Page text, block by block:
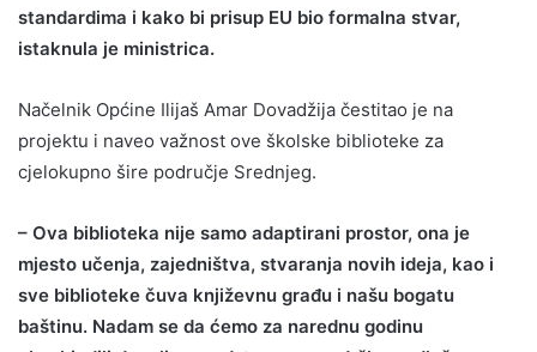
standardima i kako bi prisup EU bio formalna stvar,
istaknula je ministrica.
Načelnik Općine Ilijaš Amar Dovadžija čestitao je na
projektu i naveo važnost ove školske biblioteke za
cjelokupno šire područje Srednjeg.
– Ova biblioteka nije samo adaptirani prostor, ona je
mjesto učenja, zajedništva, stvaranja novih ideja, kao i
sve biblioteke čuva književnu građu i našu bogatu
baštinu. Nadam se da ćemo za narednu godinu